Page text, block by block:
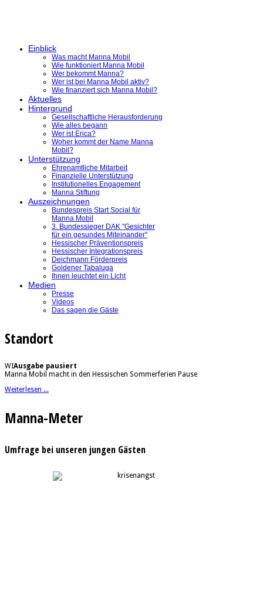
Einblick
Was macht Manna Mobil
Wie funktioniert Manna Mobil
Wer bekommt Manna?
Wer ist bei Manna Mobil aktiv?
Wie finanziert sich Manna Mobil?
Aktuelles
Hintergrund
Gesellschaftliche Herausforderung
Wie alles begann
Wer ist Erica?
Woher kommt der Name Manna
Mobil?
Unterstützung
Ehrenamtliche Mitarbeit
Finanzielle Unterstützung
Institutionelles Engagement
Manna Stiftung
Auszeichnungen
Bundespreis Start Social für
Manna Mobil
3. Bundessieger DAK "Gesichter
für ein gesundes Miteinander"
Hessischer Präventionspreis
Hessischer Integrationspreis
Deichmann Förderpreis
Goldener Tabaluga
Ihnen leuchtet ein Licht
Medien
Presse
Videos
Das sagen die Gäste
Standort
WIAusgabe pausiert
Manna Mobil macht in den Hessischen Sommerferien Pause
Weiterlesen ...
Manna-Meter
Umfrage bei unseren jungen Gästen